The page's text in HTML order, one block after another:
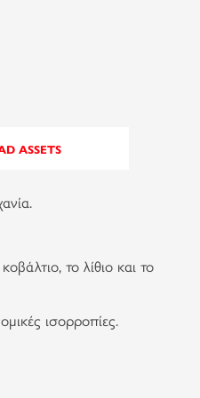
ASSETS
το λίθιο και το
ισορροπίες.